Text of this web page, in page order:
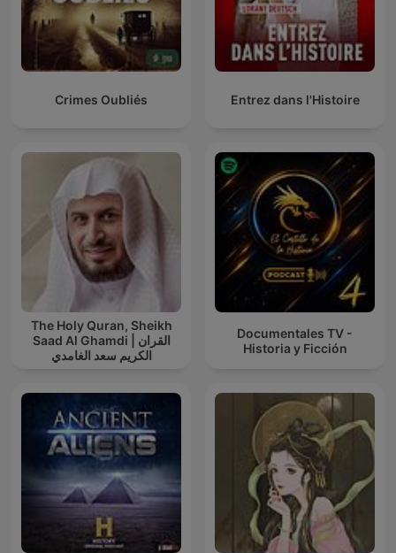
Crimes Oubliés Entrez dans l'Histoire
The Holy Quran, Sheikh
Saad Al Ghamdi | القران
الكريم سعد الغامدي
Documentales TV -
Historia y Ficción